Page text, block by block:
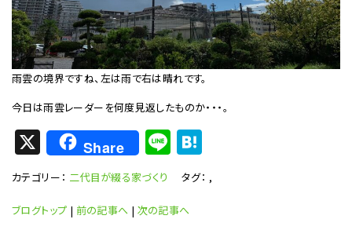
雨雲の境界ですね、左は雨で右は晴れです。
今日は雨雲レーダーを何度見返したものか・・・。
X Share Li
n
e
H
at
e
カテゴリー： 二代目が綴る家づくり タグ： ,
ブログトップ | 前の記事へ | 次の記事へ